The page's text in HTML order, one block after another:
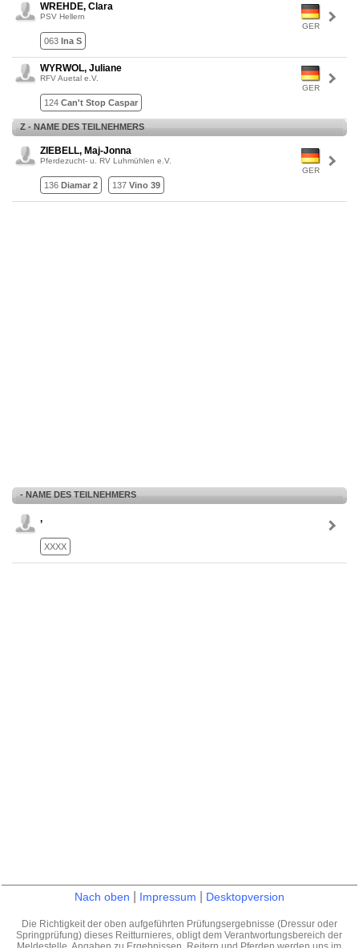
GER
WREHDE, Clara
PSV Hellern
063 Ina S
GER
WYRWOL, Juliane
RFV Auetal e.V.
124 Can't Stop Caspar
Z - NAME DES TEILNEHMERS
GER
ZIEBELL, Maj-Jonna
Pferdezucht- u. RV Luhmühlen e.V.
136 Diamar 2 137 Vino 39
- NAME DES TEILNEHMERS
,
XXXX
Nach oben Impressum Desktopversion
Die Richtigkeit der oben aufgeführten Prüfungsergebnisse (Dressur oder
Springprüfung) dieses Reitturnieres, obligt dem Verantwortungsbereich der